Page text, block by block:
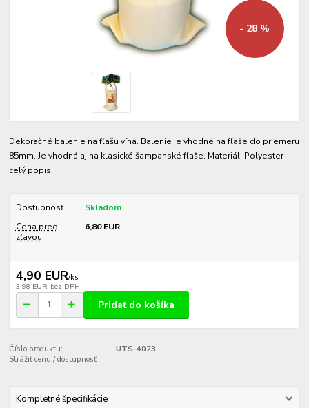
- 28 %
Dekoračné balenie na fľašu vína. Balenie je vhodné na fľaše do priemeru
85mm. Je vhodná aj na klasické šampanské fľaše. Materiál: Polyester
celý popis
Dostupnosť
Skladom
Cena pred
zľavou
6,80 EUR
4,90 EUR/ks
3,98 EUR bez DPH
Pridať do košíka
Číslo produktu:
UTS-4023
Strážiť cenu / dostupnosť
Kompletné špecifikácie